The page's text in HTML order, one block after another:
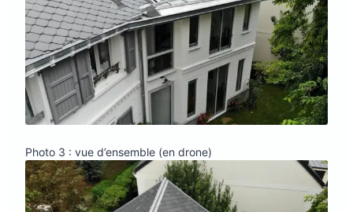
Photo 3 : vue d’ensemble (en drone)